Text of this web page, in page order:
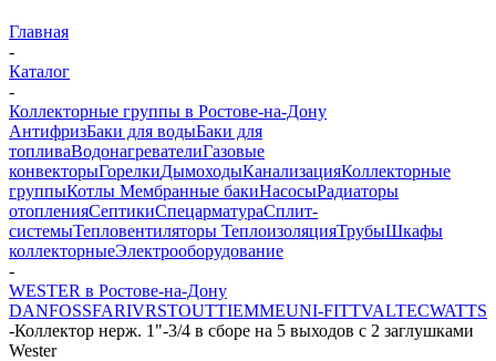
Главная
-
Каталог
-
Коллекторные группы в Ростове-на-Дону
АнтифризБаки для водыБаки для
топливаВодонагревателиГазовые
конвекторыГорелкиДымоходыКанализацияКоллекторные
группыКотлы Мембранные бакиНасосыРадиаторы
отопленияСептикиСпецарматураСплит-
системыТепловентиляторы ТеплоизоляцияТрубыШкафы
коллекторныеЭлектрооборудование
-
WESTER в Ростове-на-Дону
DANFOSSFARIVRSTOUTTIEMMEUNI-FITTVALTECWATTS
-Коллектор нерж. 1"-3/4 в сборе на 5 выходов с 2 заглушками
Wester